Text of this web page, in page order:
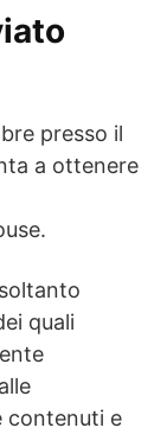
presso il
a ottenere
quali
contenuti e